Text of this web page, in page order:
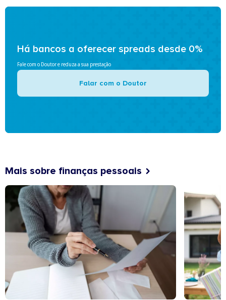
Há bancos a oferecer spreads desde 0%
Fale com o Doutor e reduza a sua prestação
Falar com o Doutor
Mais sobre finanças pessoais